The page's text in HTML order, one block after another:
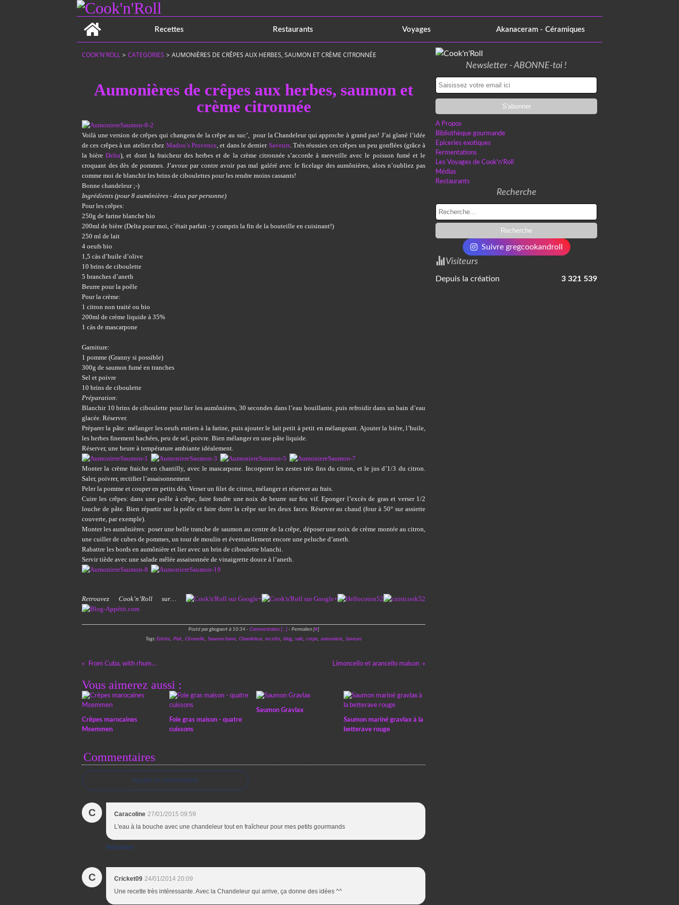
Recettes
Restaurants Voyages Akanaceram - Céramiques
COOK'N'ROLL > CATEGORIES > AUMONIÈRES DE CRÊPES AUX HERBES, SAUMON ET CRÈME CITRONNÉE
Aumonières de crêpes aux herbes, saumon et
crème citronnée
Voilà une version de crêpes qui changera de la crêpe au suc’, pour la Chandeleur qui approche à grand pas! J’ai glané l’idée
de ces crêpes à un atelier chez Madou’s Provence, et dans le dernier Saveurs. Très réussies ces crêpes un peu gonflées (grâce à
la bièreDelta), et dont la fraicheur des herbes et de la crème citronnée s’accorde à merveille avec le poisson fumé et le
croquant des dès de pommes. J’avoue par contre avoir pas mal galéré avec le ficelage des aumônières, alors n’oubliez pas
comme moi de blanchir les brins de ciboulettes pour les rendre moins cassants!
Bonne chandeleur ;-)
Ingrédients (pour 8 aumônières - deux par personne)
Pour les crêpes:
250g de farine blanche bio
200ml de bière (Delta pour moi, c’était parfait - y compris la fin de la bouteille en cuisinant!)
250 ml de lait
4 oeufs bio
1,5 càs d’huile d’olive
10 brins de ciboulette
5 branches d’aneth
Beurre pour la poêle
Pour la crème:
1 citron non traité ou bio
200ml de crème liquide à 35%
1 càs de mascarpone
Garniture:
1 pomme (Granny si possible)
300g de saumon fumé en tranches
Sel et poivre
10 brins de ciboulette
Préparation:
Blanchir 10 brins de ciboulette pour lier les aumônières, 30 secondes dans l’eau bouillante, puis refroidir dans un bain d’eau
glacée. Réserver.
Préparer la pâte: mélanger les oeufs entiers à la farine, puis ajouter le lait petit à petit en mélangeant. Ajouter la bière, l’huile,
les herbes finement hachées, peu de sel, poivre. Bien mélanger en une pâte liquide.
Réserver, une heure à température ambiante idéalement.
Monter la crème fraiche en chantilly, avec le mascarpone. Incorporer les zestes très fins du citron, et le jus d’1/3 du citron.
Saler, poivrer, rectifier l’assaisonnement.
Peler la pomme et couper en petits dès. Verser un filet de citron, mélanger et réserver au frais.
Cuire les crêpes: dans une poêle à crêpe, faire fondre une noix de beurre sur feu vif. Eponger l’excès de gras et verser 1/2
louche de pâte. Bien répartir sur la poêle et faire dorer la crêpe sur les deux faces. Réserver au chaud (four à 50° sur assiette
couverte, par exemple).
Monter les aumônières: poser une belle tranche de saumon au centre de la crêpe, déposer une noix de crème montée au citron,
une cuiller de cubes de pommes, un tour de moulin et éventuellement encore une peluche d’aneth.
Rabattre les bords en aumônière et lier avec un brin de ciboulette blanchi.
Servir tiède avec une salade mêlée assaisonnée de vinaigrette douce à l’aneth.
Retrouvez Cook’n’Roll sur…
Posté par gbogaert à 10:34 - Commentaires […]- Permalien [#]
Tags: Entrée, Plat, Citronelle, Saumon fumé, Chandeleur, recette, blog, salé, crepe, aumoniere, Saveurs
From Cuba, with rhum… Limoncello et arancello maison
Vous aimerez aussi :
Crêpes marocaines
Msemmen
Foie gras maison - quatre
cuissons
Saumon Gravlax
Saumon mariné gravlax à la
betterave rouge
Commentaires
Ajouter un commentaire
C Caracoline 27/01/2015 09:59
L'eau à la bouche avec une chandeleur tout en fraîcheur pour mes petits gourmands
Répondre
C Cricket09 24/01/2014 20:09
Une recette très intéressante. Avec la Chandeleur qui arrive, ça donne des idées ^^
Newsletter - ABONNE-toi !
A Propos
Bibliothèque gourmande
Epiceries exotiques
Fermentations
Les Voyages de Cook'n'Roll
Médias
Restaurants
Recherche
Suivre gregcookandroll
Visiteurs
Depuis la création 3 321 539